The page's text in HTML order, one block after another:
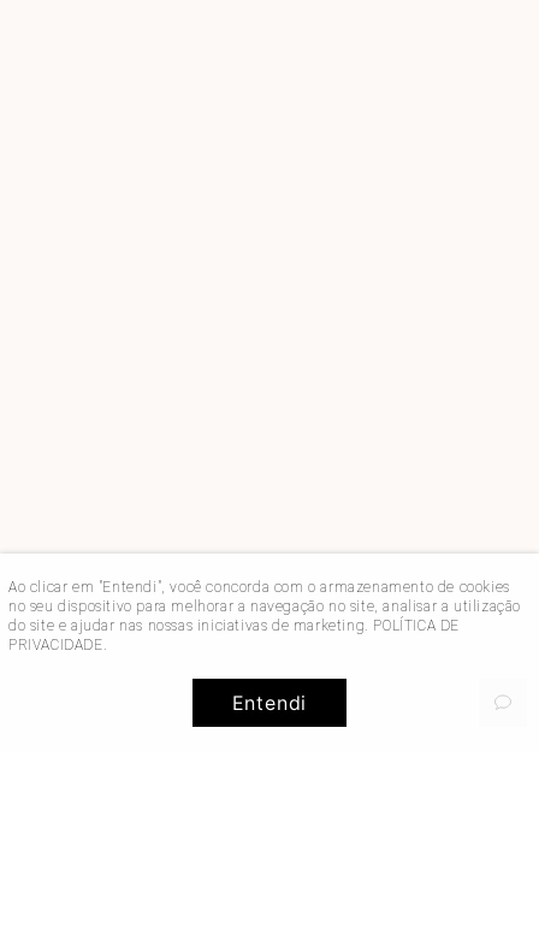
Ao clicar em "Entendi", você concorda com o armazenamento de cookies
no seu dispositivo para melhorar a navegação no site, analisar a utilização
do site e ajudar nas nossas iniciativas de marketing. POLÍTICA DE
PRIVACIDADE.
Entendi